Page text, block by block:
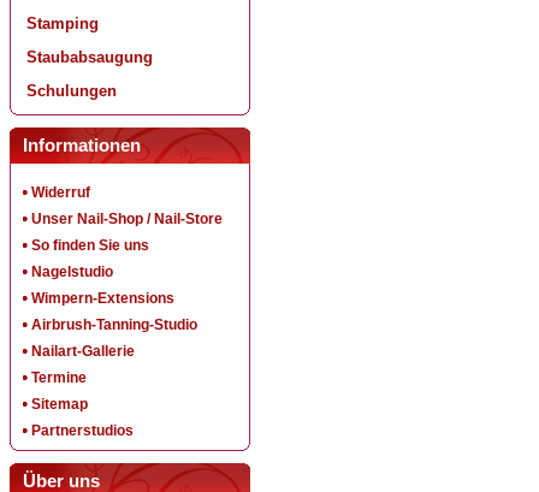
Stamping
Staubabsaugung
Schulungen
Informationen
Widerruf
Unser Nail-Shop / Nail-Store
So finden Sie uns
Nagelstudio
Wimpern-Extensions
Airbrush-Tanning-Studio
Nailart-Gallerie
Termine
Sitemap
Partnerstudios
Über uns